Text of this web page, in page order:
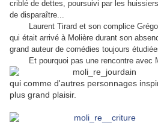
criblé de dettes, poursuivi par les
de disparaître...
Laurent Tirard et son complice
qui était arrivé à Molière durant son
grand auteur de comédies toujours
Et pourquoi pas une rencontre avec
qui comme d'autres personnages
plus grand plaisir.